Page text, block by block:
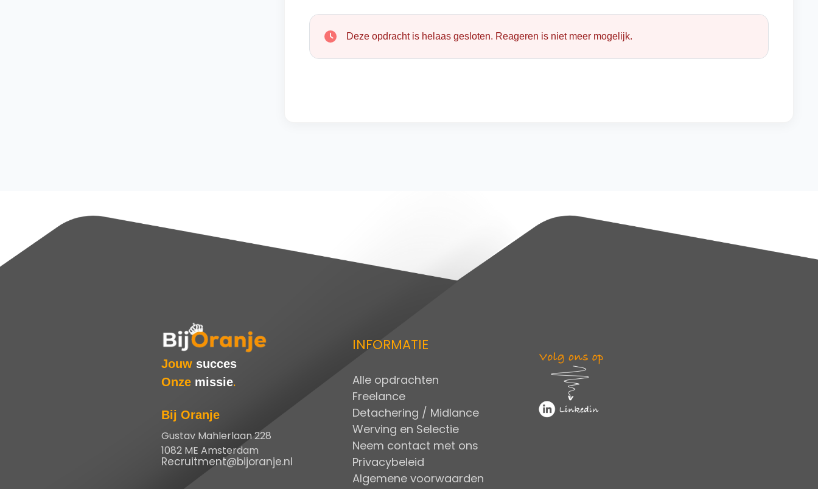
Deze opdracht is helaas gesloten. Reageren is niet meer mogelijk.
Jouw succes
Onze missie.
Bij Oranje
Gustav Mahlerlaan 228
1082 ME Amsterdam
Recruitment@bijoranje.nl
INFORMATIE
Alle opdrachten
Freelance
Detachering / Midlance
Werving en Selectie
Neem contact met ons
Privacybeleid
Algemene voorwaarden